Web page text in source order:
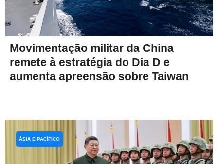
Movimentação militar da China
remete à estratégia do Dia D e
aumenta apreensão sobre Taiwan
ÁSIA E PACÍFICO